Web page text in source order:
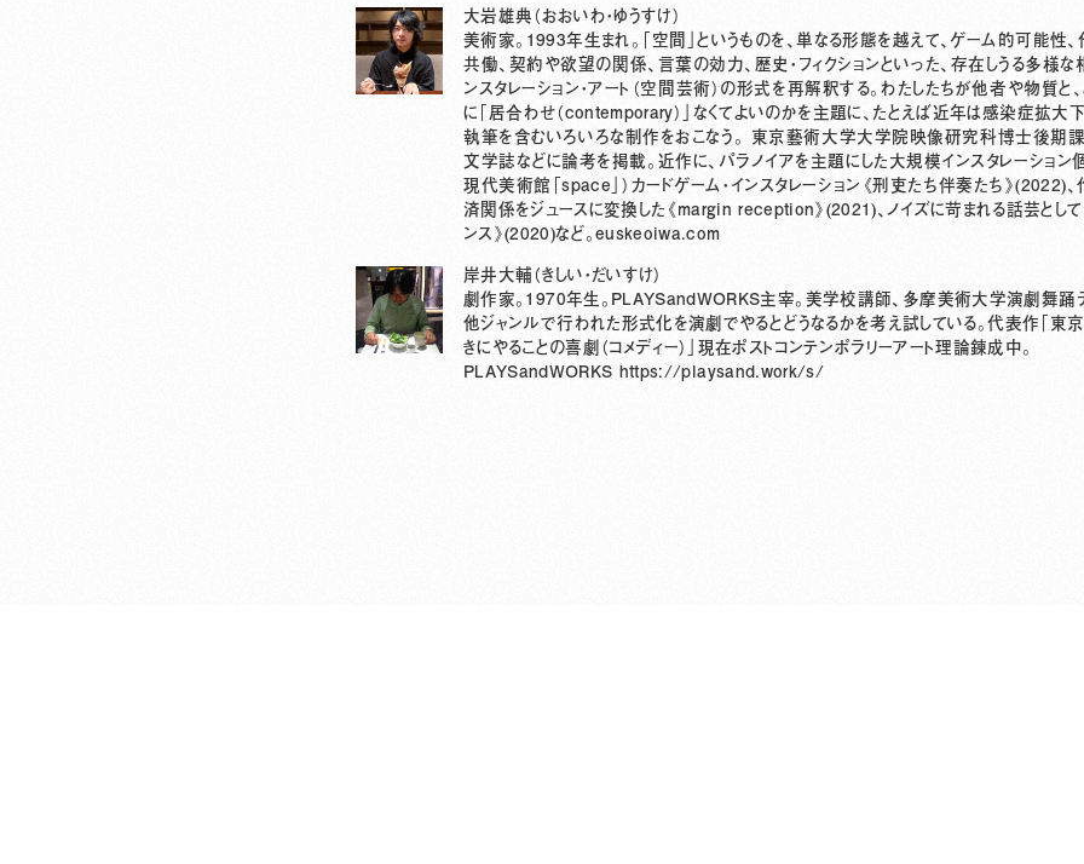
大岩雄典（おおいわ・ゆうすけ）
美術家。1993年生まれ。「空間」というものを、単なる形態を越えて、ゲーム的可能性
共働、契約や欲望の関係、言葉の効力、歴史・フィクションといった、存在しうる多様な
ンスタレーション・アート（空間芸術）の形式を再解釈する。わたしたちが他者や物質と
に「居合わせ（contemporary）」なくてよいのかを主題に、たとえば近年は感染症拡大下
執筆を含むいろいろな制作をおこなう。 東京藝術大学大学院映像研究科博士後期課
文学誌などに論考を掲載。近作に、パラノイアを主題にした大規模インスタレーション
現代美術館「space」）カードゲーム・インスタレーション《刑吏たち伴奏たち》(2022)
済関係をジュースに変換した《margin reception》(2021)、ノイズに苛まれる話芸として
ンス》(2020)など。euskeoiwa.com
岸井大輔（きしい・だいすけ）
劇作家。1970年生。PLAYSandWORKS主宰。美学校講師、多摩美術大学演劇舞踊
他ジャンルで行われた形式化を演劇でやるとどうなるかを考え試している。代表作「東京
きにやることの喜劇（コメディー）」現在ポストコンテンポラリーアート理論錬成中。
PLAYSandWORKS https://playsand.work/s/